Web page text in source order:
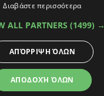
Διαβάστε περισσότερα
ALL PARTNERS (1499) →
ΑΠΟΔΟΧΉ ΌΛΩΝ
ΑΠΌΡΡΙΨΗ ΌΛΩΝ